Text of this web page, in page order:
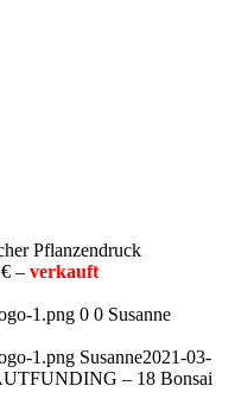
Pflanzendruck
– verkauft
1.png 0 0 Susanne
1.png Susanne2021-03-
– 18 Bonsai